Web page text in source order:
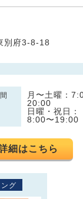
別府3-8-18
月〜土曜：
20:00
日曜・祝日：
8:00〜19:00
細はこちら
グ